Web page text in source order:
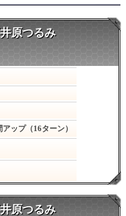
原つるみ
ップ（16ターン）
原つるみ